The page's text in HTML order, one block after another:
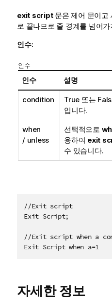
exit script문은 제어 문이고
로 끝나므로 줄 경계를 넘어
인수:
인수
인수 설명
condition True 또는
입니다.
when
/ unless
선택적으로
용하여 exit
수 있습니다.
//Exit script
Exit Script;
//Exit script when a
Exit Script when a=1
자세한 정보